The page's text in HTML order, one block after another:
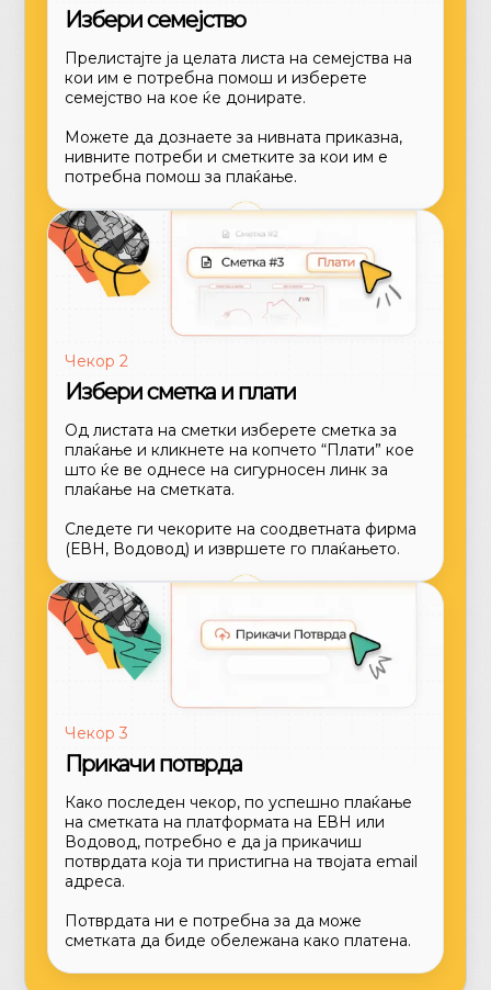
Избери семејство
Прелистајте ја целата листа на семејства на
кои им е потребна помош и изберете
семејство на кое ќе донирате.
Можете да дознаете за нивната приказна,
нивните потреби и сметките за кои им е
потребна помош за плаќање.
Чекор 2
Избери сметка и плати
Од листата на сметки изберете сметка за
плаќање и кликнете на копчето “Плати” кое
што ќе ве однесе на сигурносен линк за
плаќање на сметката.
Следете ги чекорите на соодветната фирма
(ЕВН, Водовод) и извршете го плаќањето.
Чекор 3
Прикачи потврда
Како последен чекор, по успешно плаќање
на сметката на платформата на ЕВН или
Водовод, потребно е да ја прикачиш
потврдата која ти пристигна на твојата email
адреса.
Потврдата ни е потребна за да може
сметката да биде обележана како платена.